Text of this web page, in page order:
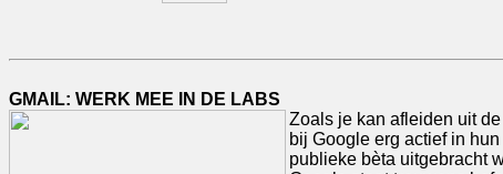
GMAIL: WERK MEE IN DE LABS
Zoals je kan afleiden uit
bij Google erg actief in
publieke bèta uitgebracht